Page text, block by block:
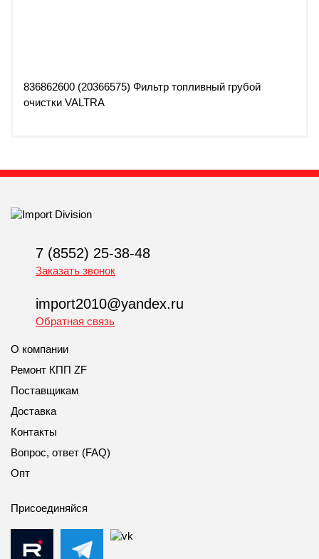
836862600 (20366575) Фильтр топливный грубой
очистки VALTRA
7 (8552) 25-38-48
Заказать звонок
import2010@yandex.ru
Обратная связь
О компании
Ремонт КПП ZF
Поставщикам
Доставка
Контакты
Вопрос, ответ (FAQ)
Опт
Присоединяйся